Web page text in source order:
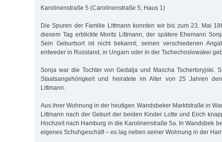
Karolinenstraße 5 (Carolinenstraße 5, Haus 1)
Die Spuren der Familie Littmann konnten wir bis zum 23. Mai
diesem Tag erblickte Moritz Littmann, der spätere Ehemann
Sein Geburtsort ist nicht bekannt; seinen verschiedenen
entweder in Russland, in Ungarn oder in der Tschechoslowakei
Sonja war die Tochter von Gedalja und Mascha Tschertoryjski.
Staatsangehörigkeit und heiratete im Alter von 25 Jahren
Littmann.
Aus ihrer Wohnung in der heutigen Wandsbeker Marktstraße in
Littmann nach der Geburt der beiden Kinder Lotte und Erich
Hochzeit nach Hamburg in die Karolinenstraße 5a. In Wandsbek
eigenes Schuhgeschäft – es lag neben seiner Wohnung in der